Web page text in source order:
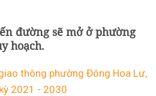
đường sẽ mở ở phường
hoạch.
thông phường Đông Hoa Lư,
2021 - 2030